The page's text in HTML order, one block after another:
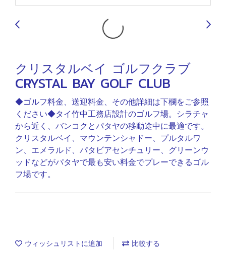
クリスタルベイ ゴルフクラブ
CRYSTAL BAY GOLF CLUB
◆ゴルフ料金、送迎料金、その他詳細は下欄をご参照
ください◆タイ竹中工務店設計のゴルフ場。シラチャ
から近く、バンコクとパタヤの移動途中に最適です。
クリスタルベイ、マウンテンシャドー、プルタルワ
ン、エメラルド、パタビアセンチュリー、グリーンウ
ッドなどがパタヤで最も安い料金でプレーできるゴル
フ場です。
ウィッシュリストに追加 比較する